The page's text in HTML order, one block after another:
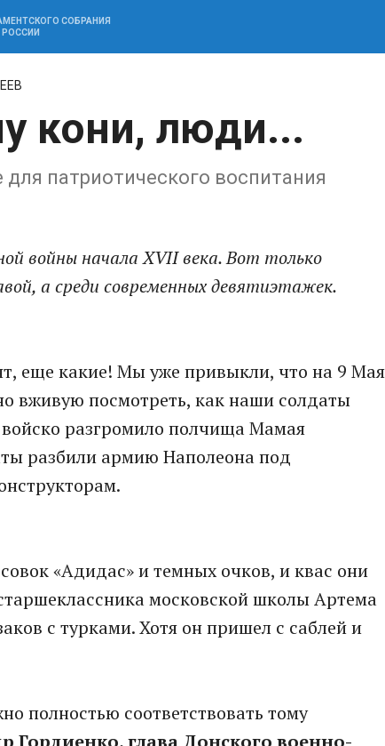
СОБРАНИЯ
кони, люди...
патриотического воспитания
войны начала XVII века. Вот только
а среди современных девятиэтажек.
еще какие! Мы уже привыкли, что на 9 Мая
вживую посмотреть, как наши солдаты
разгромило полчища Мамая
разбили армию Наполеона под
«Адидас» и темных очков, и квас они
московской школы Артема
с турками. Хотя он пришел с саблей и
полностью соответствовать тому
Гордиенко, глава Донского военно-